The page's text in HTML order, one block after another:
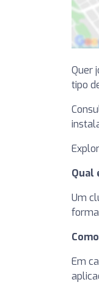
Quer
tipo
Qual
Um
Em